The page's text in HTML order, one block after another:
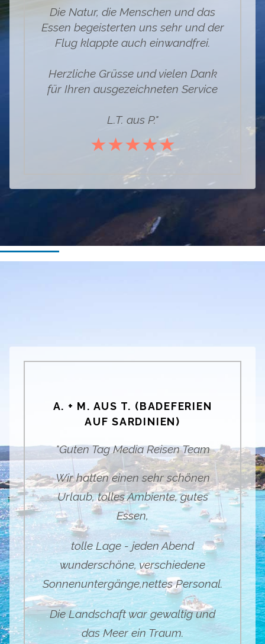
Die Natur, die Menschen und das
Essen begeisterten uns sehr und der
Flug klappte auch einwandfrei.
Herzliche Grüsse und vielen Dank
für Ihren ausgezeichneten Service
L.T. aus P."
A. + M. AUS T. (BADEFERIEN
AUF SARDINIEN)
"Guten Tag Media Reisen Team
Wir hatten einen sehr schönen
Urlaub, tolles Ambiente, gutes
Essen,
tolle Lage - jeden Abend
wunderschöne, verschiedene
Sonnenuntergänge,nettes Personal.
Die Landschaft war gewaltig und
das Meer ein Traum.